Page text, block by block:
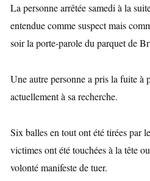
La personne arrêtée samedi à la
entendue comme suspect mais
soir la porte-parole du parquet de
Une autre personne a pris la fuite à
actuellement à sa recherche.
Six balles en tout ont été tirées par
victimes ont été touchées à la tête
volonté manifeste de tuer.